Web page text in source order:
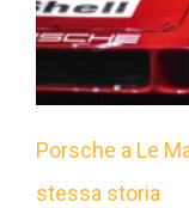
Porsche a Le
stessa storia